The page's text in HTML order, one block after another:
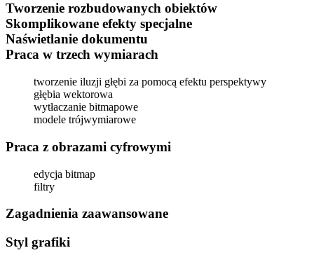
Tworzenie rozbudowanych obiektów
Skomplikowane efekty specjalne
Naświetlanie dokumentu
Praca w trzech wymiarach
tworzenie iluzji głębi za pomocą efektu perspektywy
głębia wektorowa
wytłaczanie bitmapowe
modele trójwymiarowe
Praca z obrazami cyfrowymi
edycja bitmap
filtry
Zagadnienia zaawansowane
Styl grafiki